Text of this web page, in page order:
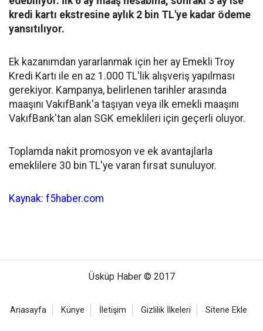
kredi kartı ekstresine aylık 2 bin TL'ye kadar ödeme
yansıtılıyor.
Ek kazanımdan yararlanmak için her ay Emekli Troy
Kredi Kartı ile en az 1.000 TL'lik alışveriş yapılması
gerekiyor. Kampanya, belirlenen tarihler arasında
maaşını VakıfBank'a taşıyan veya ilk emekli maaşını
VakıfBank'tan alan SGK emeklileri için geçerli oluyor.
Toplamda nakit promosyon ve ek avantajlarla
emeklilere 30 bin TL'ye varan fırsat sunuluyor.
Kaynak: f5haber.com
Üsküp Haber © 2017
Anasayfa Künye İletişim Gizlilik İlkeleri Sitene Ekle